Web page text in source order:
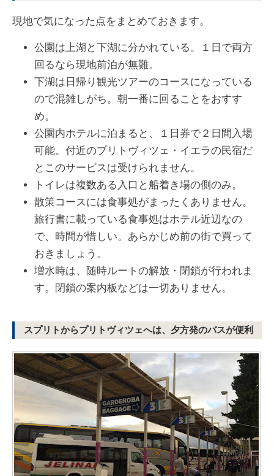
現地で気になった点をまとめておきます。
公園は上湖と下湖に分かれている。１日で両方
回るなら現地前泊が無難。
下湖は日帰り観光ツアーのコースになっている
ので混雑しがち。朝一番に回ることをおすす
め。
公園内ホテルに泊まると、１日券で２日間入場
可能。付近のプリトヴィツェ・イエラの民宿だ
とこのサービスは受けられません。
トイレは複数ある入口と船着き場の側のみ。
散策コースには食事処がまったくありません。
旅行書に載っている食事処はホテル近辺なの
で、時間が惜しい。あらかじめ前の街で買って
おきましょう。
増水時は、随時ルートの解放・閉鎖が行われま
す。閉鎖の案内板などは一切ありません。
スプリトからプリトヴィツェへは、夕方発のバスが便利